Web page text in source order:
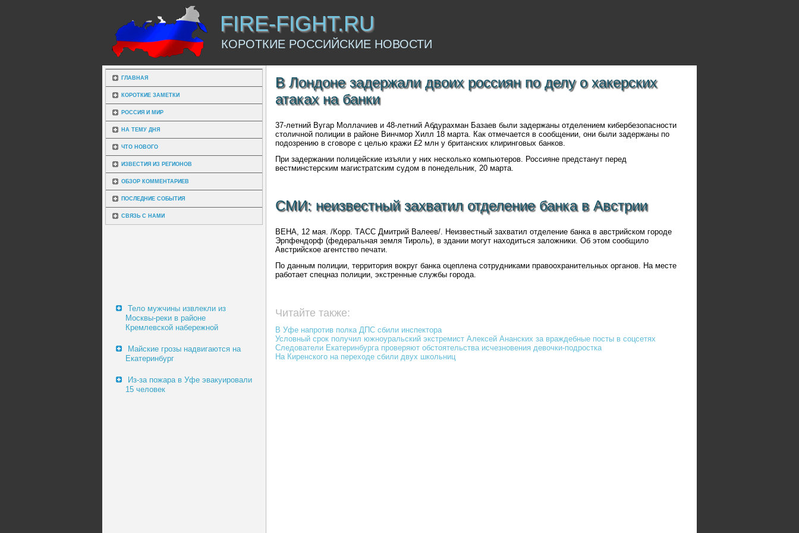
FIRE-FIGHT.RU
КОРОТКИЕ РОССИЙСКИЕ НОВОСТИ
ГЛАВНАЯ
КОРОТКИЕ ЗАМЕТКИ
РОССИЯ И МИР
НА ТЕМУ ДНЯ
ЧТО НОВОГО
ИЗВЕСТИЯ ИЗ РЕГИОНОВ
ОБЗОР КОММЕНТАРИЕВ
ПОСЛЕДНИЕ СОБЫТИЯ
СВЯЗЬ С НАМИ
Тело мужчины извлекли из
Москвы-реки в районе
Кремлевской набережной
Майские грозы надвигаются на
Екатеринбург
Из-за пожара в Уфе эвакуировали
15 человек
В Лондоне задержали двоих россиян по делу о хакерских
атаках на банки
37-летний Вугар Моллачиев и 48-летний Абдурахман Базаев были задержаны отделением кибербезопасности
столичной полиции в районе Винчмор Хилл 18 марта. Как отмечается в сообщении, они были задержаны по
подозрению в сговоре с целью кражи £2 млн у британских клиринговых банков.
При задержании полицейские изъяли у них несколько компьютеров. Россияне предстанут перед
вестминстерским магистратским судом в понедельник, 20 марта.
СМИ: неизвестный захватил отделение банка в Австрии
ВЕНА, 12 мая. /Корр. ТАСС Дмитрий Валеев/. Неизвестный захватил отделение банка в австрийском городе
Эрпфендорф (федеральная земля Тироль), в здании могут находиться заложники. Об этом сообщило
Австрийское агентство печати.
По данным полиции, территория вокруг банка оцеплена сотрудниками правоохранительных органов. На месте
работает спецназ полиции, экстренные службы города.
Читайте также:
В Уфе напротив полка ДПС сбили инспектора
Условный срок получил южноуральский экстремист Алексей Ананских за враждебные посты в соцсетях
Следователи Екатеринбурга проверяют обстоятельства исчезновения девочки-подростка
На Киренского на переходе сбили двух школьниц